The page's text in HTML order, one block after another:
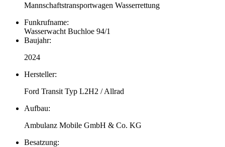
Mannschaftstransportwagen Wasserrettung
Funkrufname:
Wasserwacht Buchloe 94/1
Baujahr:
2024
Hersteller:
Ford Transit Typ L2H2 / Allrad
Aufbau:
Ambulanz Mobile GmbH & Co. KG
Besatzung: